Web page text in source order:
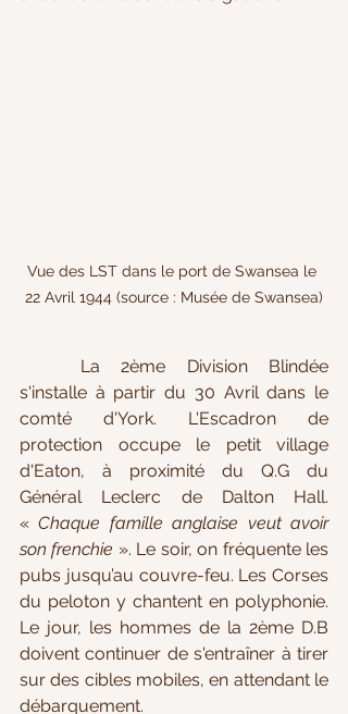
Vue des LST dans le port de Swansea le
22 Avril 1944 (source : Musée de Swansea)
La 2ème Division Blindée
s'installe à partir du 30 Avril dans le
comté d'York. L'Escadron de
protection occupe le petit village
d'Eaton, à proximité du Q.G du
Général Leclerc de Dalton Hall.
« Chaque famille anglaise veut avoir
son frenchie ». Le soir, on fréquente les
pubs jusqu’au couvre-feu. Les Corses
du peloton y chantent en polyphonie.
Le jour, les hommes de la 2ème D.B
doivent continuer de s'entraîner à tirer
sur des cibles mobiles, en attendant le
débarquement.